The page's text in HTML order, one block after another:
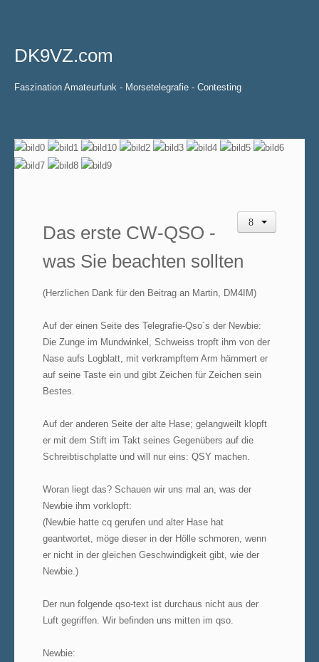
DK9VZ.com
Faszination Amateurfunk - Morsetelegrafie - Contesting
Das erste CW-QSO -
was Sie beachten sollten
(Herzlichen Dank für den Beitrag an Martin, DM4IM)
Auf der einen Seite des Telegrafie-Qso´s der Newbie:
Die Zunge im Mundwinkel, Schweiss tropft ihm von der
Nase aufs Logblatt, mit verkrampftem Arm hämmert er
auf seine Taste ein und gibt Zeichen für Zeichen sein
Bestes.
Auf der anderen Seite der alte Hase; gelangweilt klopft
er mit dem Stift im Takt seines Gegenübers auf die
Schreibtischplatte und will nur eins: QSY machen.
Woran liegt das? Schauen wir uns mal an, was der
Newbie ihm vorklopft:
(Newbie hatte cq gerufen und alter Hase hat
geantwortet, möge dieser in der Hölle schmoren, wenn
er nicht in der gleichen Geschwindigkeit gibt, wie der
Newbie.)
Der nun folgende qso-text ist durchaus nicht aus der
Luft gegriffen. Wir befinden uns mitten im qso.
Newbie: